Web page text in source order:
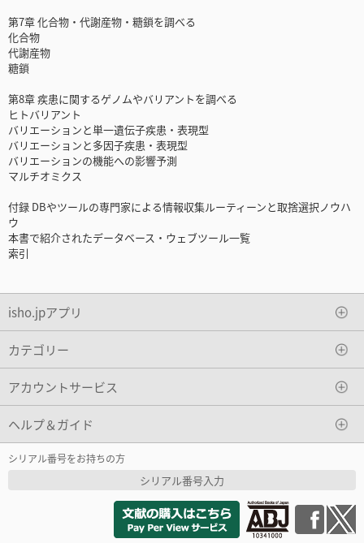
第7章 化合物・代謝産物・糖鎖を調べる
化合物
代謝産物
糖鎖
第8章 疾患に関するゲノムやバリアントを調べる
ヒトバリアント
バリエーションと単一遺伝子疾患・表現型
バリエーションと多因子疾患・表現型
バリエーションの機能への影響予測
マルチオミクス
付録 DBやツールの専門家による情報収集ルーティーンと取捨選択ノウハ
ウ
本書で紹介されたデータベース・ウェブツール一覧
索引
isho.jpアプリ
カテゴリー
アカウントサービス
ヘルプ＆ガイド
シリアル番号をお持ちの方
シリアル番号入力